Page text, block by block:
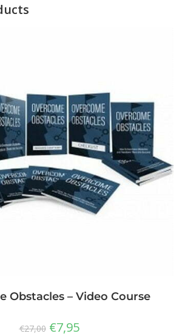
Obstacles – Video Course
€27,00 €7,95